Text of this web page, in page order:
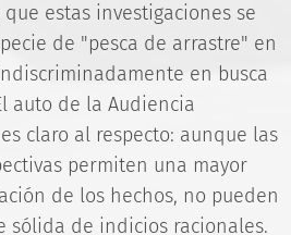
estas investigaciones se
de "pesca de arrastre" en
en busca
auto de la Audiencia
claro al respecto: aunque las
permiten una mayor
de los hechos, no pueden
sólida de indicios racionales.